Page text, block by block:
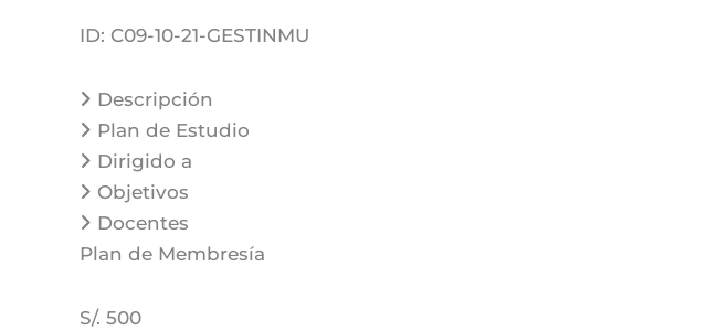
ID: C09-10-21-GESTINMU
Descripción
Plan de Estudio
Dirigido a
Objetivos
Docentes
Plan de Membresía
S/. 500